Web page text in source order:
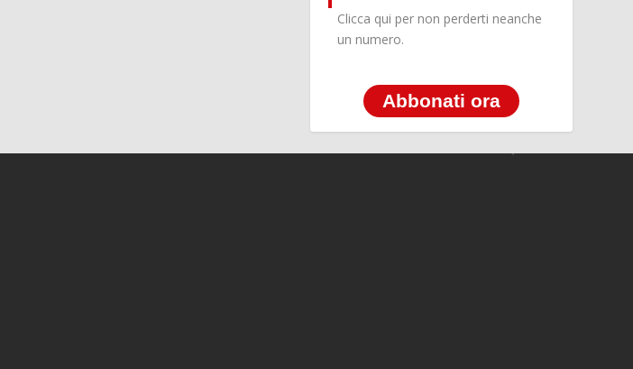
Clicca qui per non perderti neanche
un numero.
Abbonati ora